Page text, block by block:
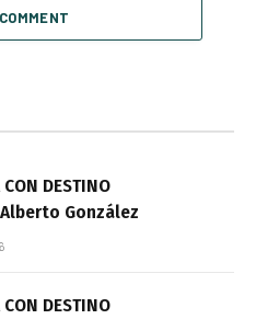
CON DESTINO
González
CON DESTINO